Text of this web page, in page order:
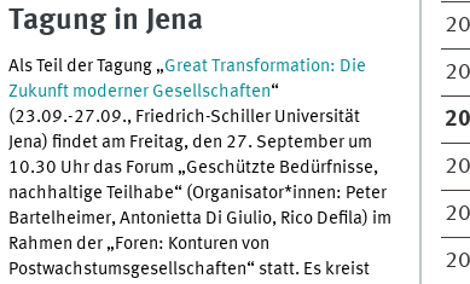
Tagung in Jena
Als Teil der Tagung „Great Transformation: Die
Zukunft moderner Gesellschaften“
(23.09.-27.09., Friedrich-Schiller Universität
Jena) findet am Freitag, den 27. September um
10.30 Uhr das Forum „Geschützte Bedürfnisse,
nachhaltige Teilhabe“ (Organisator*innen: Peter
Bartelheimer, Antonietta Di Giulio, Rico Defila) im
Rahmen der „Foren: Konturen von
Postwachstumsgesellschaften“ statt. Es kreist